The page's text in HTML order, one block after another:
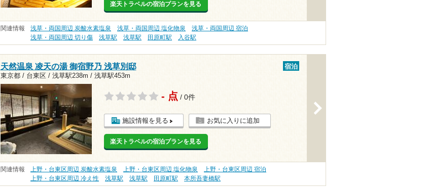
楽天トラベルの宿泊プランを見る
関連情報 浅草・両国周辺 炭酸水素塩泉 浅草・両国周辺 塩化物泉
浅草・両国周辺 宿泊
浅草・両国周辺 切り傷
浅草駅 浅草駅 田原町駅 入谷駅
天然温泉 凌天の湯 御宿野乃 浅草別邸
東京都 / 台東区 / 浅草駅238m / 浅草駅453m
宿泊
- 点 / 0件
施設情報を見る お気に入りに追加
楽天トラベルの宿泊プランを見る
関連情報 上野・台東区周辺 炭酸水素塩泉 上野・台東区周辺 塩化物泉
上野・台東区周辺 宿泊
上野・台東区周辺 冷え性
浅草駅 浅草駅 田原町駅 本所吾妻橋駅